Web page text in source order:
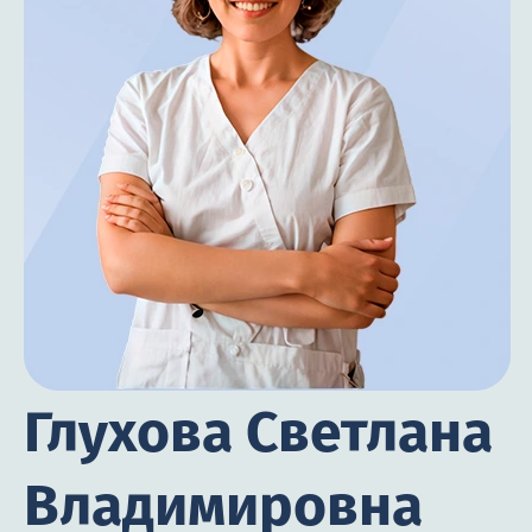
Глухова Светлана
Владимировна